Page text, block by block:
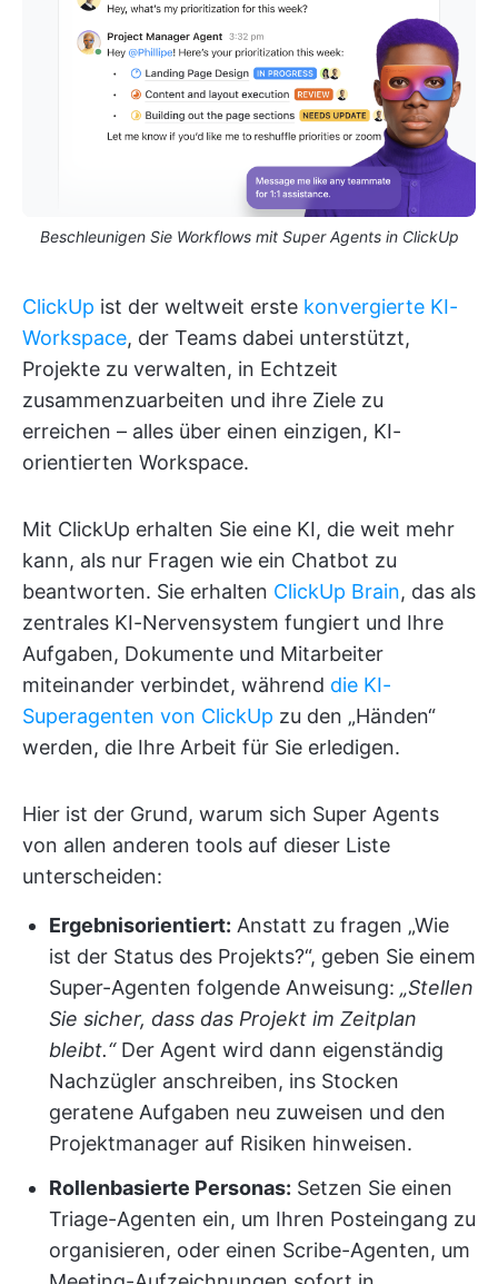
Beschleunigen Sie Workflows mit Super Agents in ClickUp
ClickUp ist der weltweit erste konvergierte KI-
Workspace, der Teams dabei unterstützt,
Projekte zu verwalten, in Echtzeit
zusammenzuarbeiten und ihre Ziele zu
erreichen – alles über einen einzigen, KI-
orientierten Workspace.
Mit ClickUp erhalten Sie eine KI, die weit mehr
kann, als nur Fragen wie ein Chatbot zu
beantworten. Sie erhalten ClickUp Brain, das als
zentrales KI-Nervensystem fungiert und Ihre
Aufgaben, Dokumente und Mitarbeiter
miteinander verbindet, während die KI-
Superagenten von ClickUp zu den „Händen“
werden, die Ihre Arbeit für Sie erledigen.
Hier ist der Grund, warum sich Super Agents
von allen anderen tools auf dieser Liste
unterscheiden:
Ergebnisorientiert: Anstatt zu fragen „Wie
ist der Status des Projekts?“, geben Sie einem
Super-Agenten folgende Anweisung: „Stellen
Sie sicher, dass das Projekt im Zeitplan
bleibt.“Der Agent wird dann eigenständig
Nachzügler anschreiben, ins Stocken
geratene Aufgaben neu zuweisen und den
Projektmanager auf Risiken hinweisen.
Rollenbasierte Personas: Setzen Sie einen
Triage-Agenten ein, um Ihren Posteingang zu
organisieren, oder einen Scribe-Agenten, um